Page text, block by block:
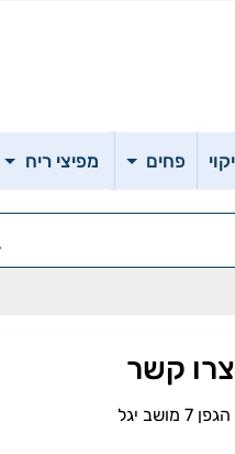
פחים מפיצי ריח
צרו קשר
הגפן 7 מושב יגל